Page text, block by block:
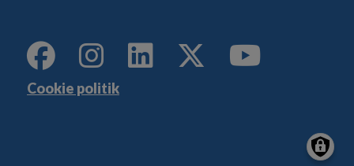
Cookie politik